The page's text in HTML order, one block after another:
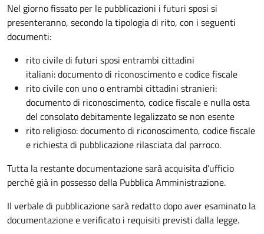
Nel giorno fissato per le pubblicazioni i futuri sposi si
presenteranno, secondo la tipologia di rito, con i seguenti
documenti:
rito civile di futuri sposi entrambi cittadini
italiani: documento di riconoscimento e codice fiscale
rito civile con uno o entrambi cittadini stranieri:
documento di riconoscimento, codice fiscale e nulla osta
del consolato debitamente legalizzato se non esente
rito religioso: documento di riconoscimento, codice fiscale
e richiesta di pubblicazione rilasciata dal parroco.
Tutta la restante documentazione sarà acquisita d’ufficio
perché già in possesso della Pubblica Amministrazione.
Il verbale di pubblicazione sarà redatto dopo aver esaminato la
documentazione e verificato i requisiti previsti dalla legge.